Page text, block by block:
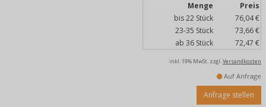
Menge
Preis
bis 22 Stück
76,04 €
23-35 Stück
73,66 €
ab 36 Stück
72,47 €
inkl. 19% MwSt. zzgl. Versandkosten
Auf Anfrage
Anfrage stellen